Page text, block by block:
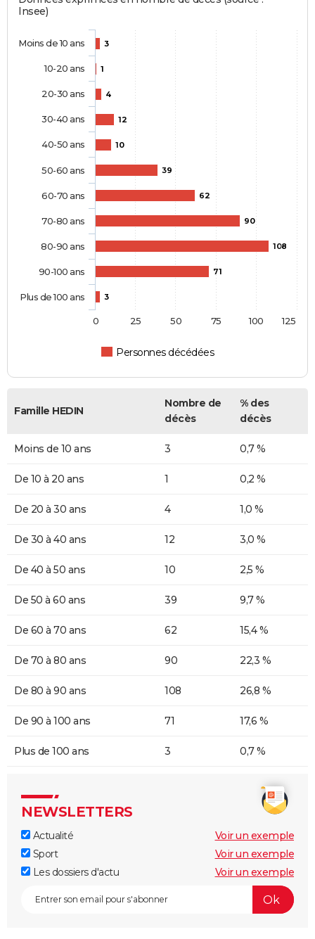
Insee)
3
1
4
12
10
39
62
90
108
71
3
Personnes décédées
Moins de 10 ans
10-20 ans
20-30 ans
30-40 ans
40-50 ans
50-60 ans
60-70 ans
70-80 ans
80-90 ans
90-100 ans
Plus de 100 ans
0 100
25 50 75 125
Famille HEDIN
Nombre de
décès
% des
décès
Moins de 10 ans 3 0,7 %
De 10 à 20 ans 1 0,2 %
De 20 à 30 ans 4 1,0 %
De 30 à 40 ans 12 3,0 %
De 40 à 50 ans 10 2,5 %
De 50 à 60 ans 39 9,7 %
De 60 à 70 ans 62 15,4 %
De 70 à 80 ans 90 22,3 %
De 80 à 90 ans 108 26,8 %
De 90 à 100 ans 71 17,6 %
Plus de 100 ans 3 0,7 %
NEWSLETTERS
Actualité
Voir un exemple
Sport
Voir un exemple
Les dossiers d'actu
Voir un exemple